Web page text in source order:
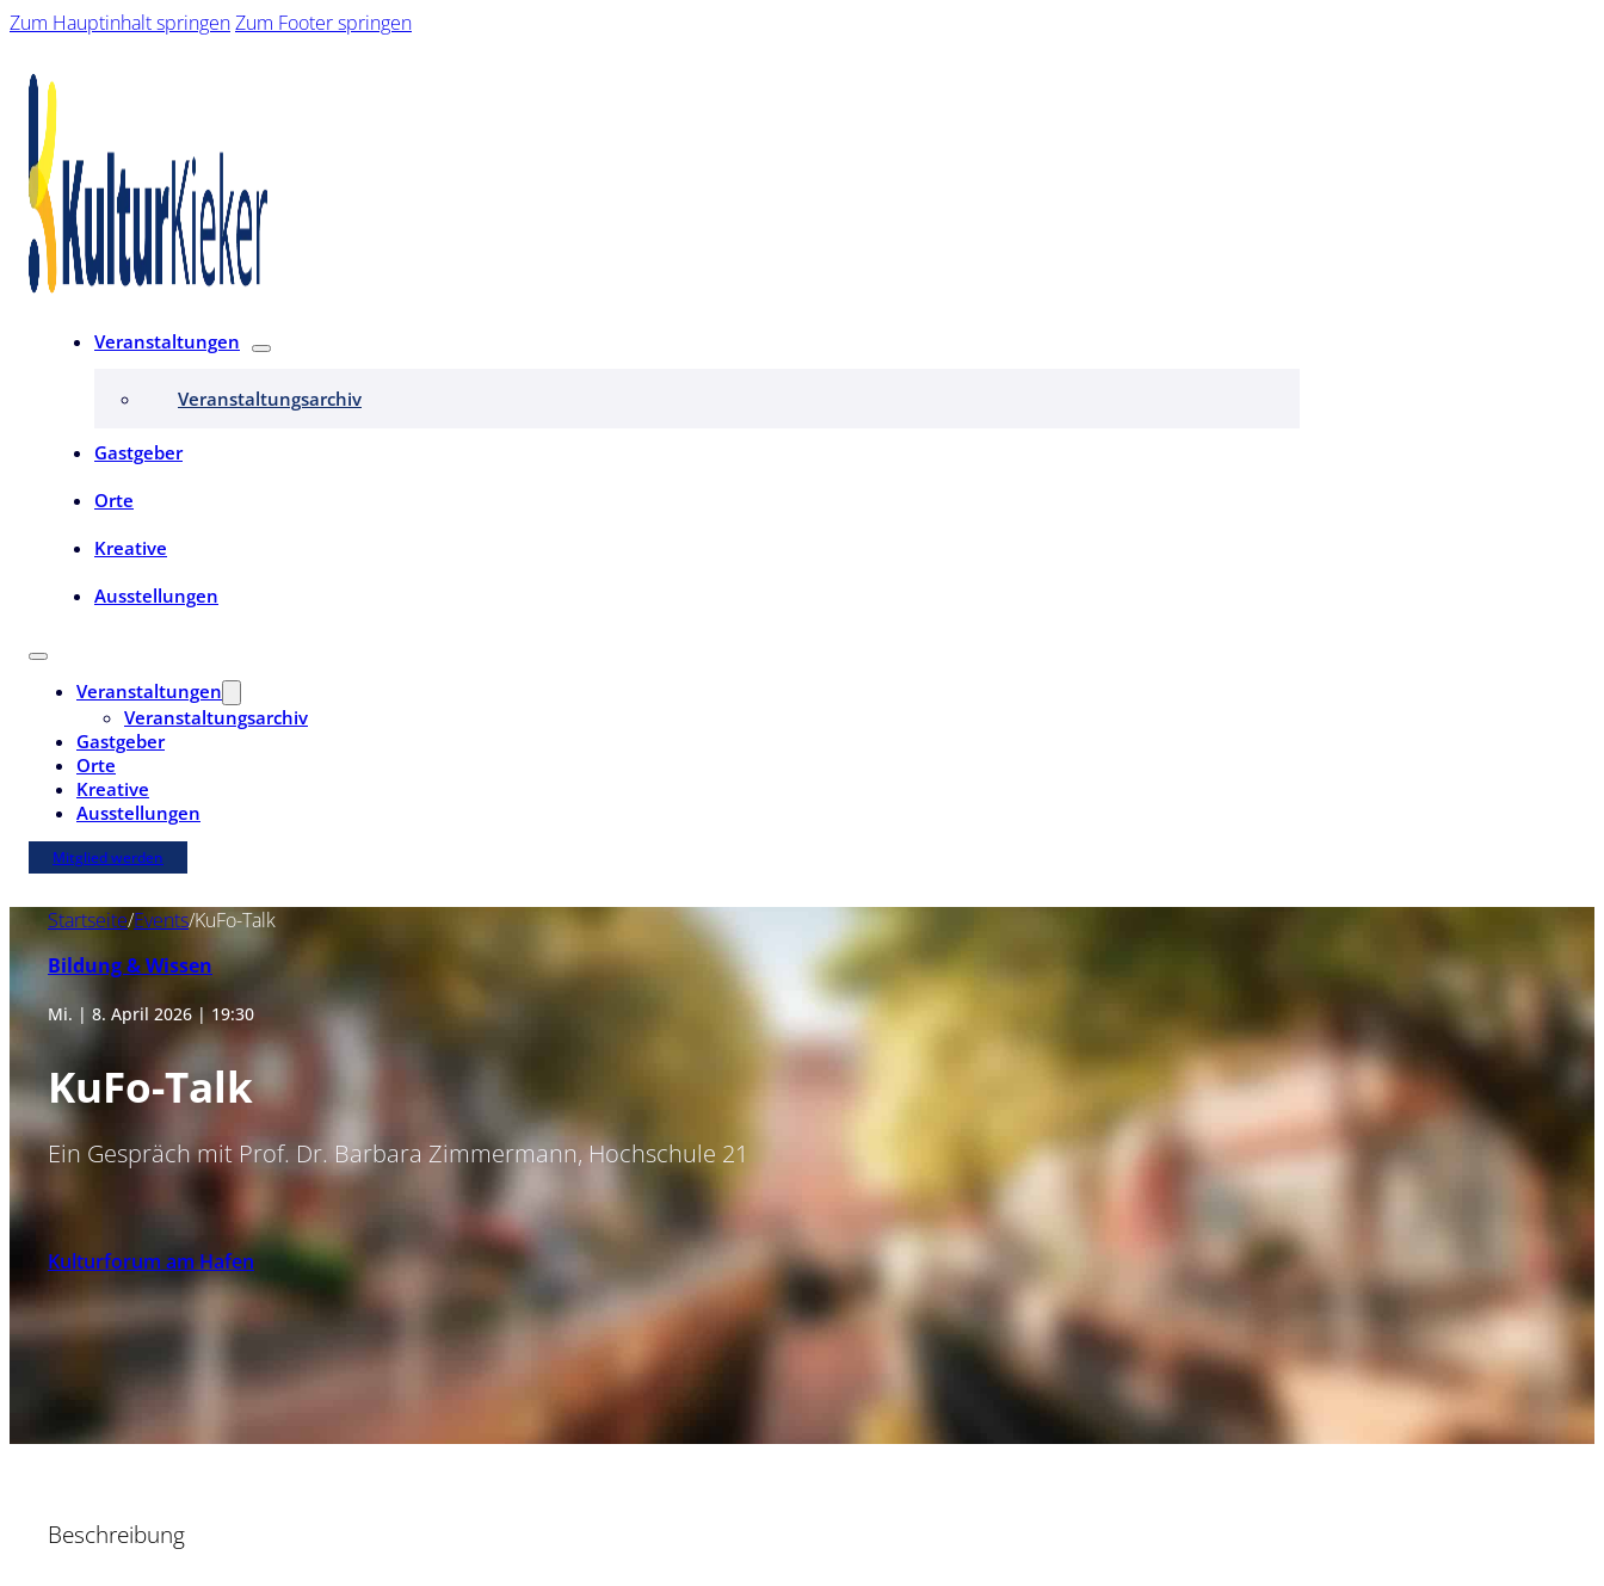
Zum Hauptinhalt springenZum Footer springen
Veranstaltungen
Veranstaltungsarchiv
Gastgeber
Orte
Kreative
Ausstellungen
Veranstaltungen
Veranstaltungsarchiv
Gastgeber
Orte
Kreative
Ausstellungen
Mitglied werden
Startseite/Events/KuFo-Talk
Bildung & Wissen
Mi. | 8. April 2026 | 19:30
KuFo-Talk
Ein Gespräch mit Prof. Dr. Barbara Zimmermann, Hochschule 21
Kulturforum am Hafen
Beschreibung